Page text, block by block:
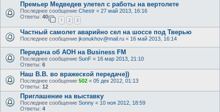
Премьер Медведев улетел с работы на вертолете
Последнее сообщение Chestr « 27 май 2013, 16:16
Ответы: 40
1 2 3
Частный самолет аварийно сел на шоссе под Тверью
Последнее сообщение jkonukhov@mail.ru « 16 май 2013, 16:14
Передача об АОН на Business FM
Последнее сообщение SunF « 16 мар 2013, 21:10
Ответы: 6
Наш В.В. во вражеской передаче))
Последнее сообщение 502 « 05 дек 2012, 01:13
Ответы: 12
Приглашение на выставку
Последнее сообщение Sonny « 10 ноя 2012, 18:59
Ответы: 4